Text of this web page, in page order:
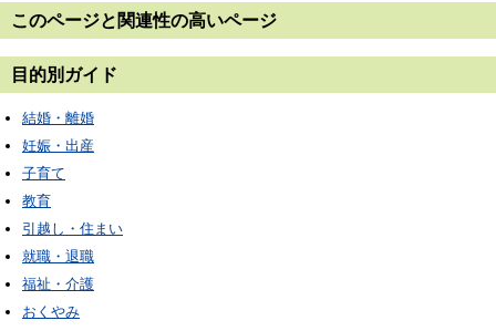
このページと 関連性の高いページ
目的別ガイド
結婚・離婚
妊娠・出産
子育て
教育
引越し・住まい
就職・退職
福祉・介護
おくやみ